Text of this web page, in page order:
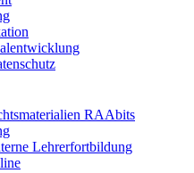
RAAbits
Lehrerfortbildung